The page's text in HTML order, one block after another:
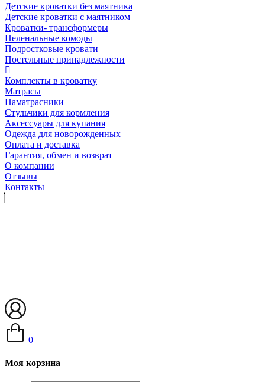
Детские кроватки без маятника
Детские кроватки с маятником
Кроватки- трансформеры
Пеленальные комоды
Подростковые кровати
Постельные принадлежности
Комплекты в кроватку
Матрасы
Наматрасники
Стульчики для кормления
Аксессуары для купания
Одежда для новорожденных
Оплата и доставка
Гарантия, обмен и возврат
О компании
Отзывы
Контакты
0
Моя корзина